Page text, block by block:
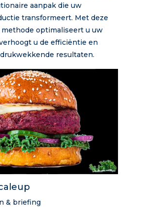
aanpak die uw
transformeert. Met deze
optimaliseert u uw
u de efficiëntie en
resultaten.
& briefing